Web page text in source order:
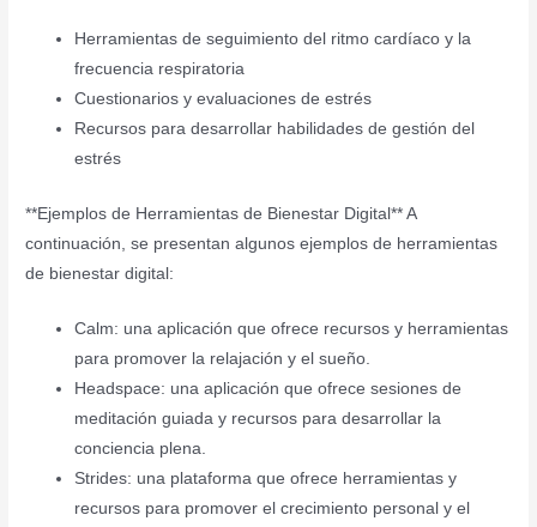
Herramientas de seguimiento del ritmo cardíaco y la
frecuencia respiratoria
Cuestionarios y evaluaciones de estrés
Recursos para desarrollar habilidades de gestión del
estrés
**Ejemplos de Herramientas de Bienestar Digital** A
continuación, se presentan algunos ejemplos de herramientas
de bienestar digital:
Calm: una aplicación que ofrece recursos y herramientas
para promover la relajación y el sueño.
Headspace: una aplicación que ofrece sesiones de
meditación guiada y recursos para desarrollar la
conciencia plena.
Strides: una plataforma que ofrece herramientas y
recursos para promover el crecimiento personal y el